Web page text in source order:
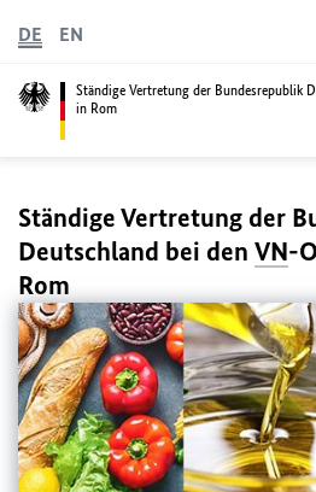
Ständige Vertretung der Bundesrepublik
in Rom
DE EN
Ständige Vertretung der
Deutschland bei den VN-
Rom